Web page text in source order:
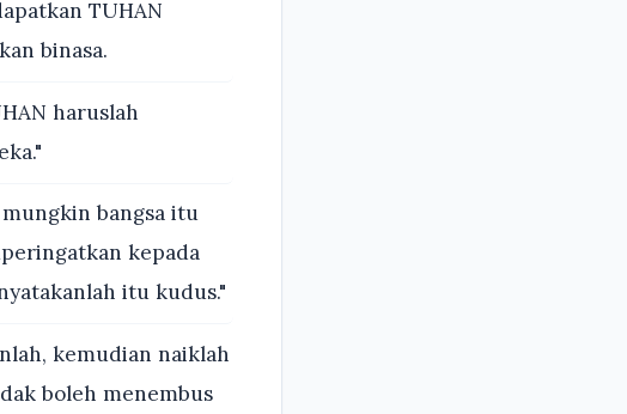
TUHAN
binasa.
haruslah
bangsa itu
kepada
itu kudus."
kemudian naiklah
boleh menembus